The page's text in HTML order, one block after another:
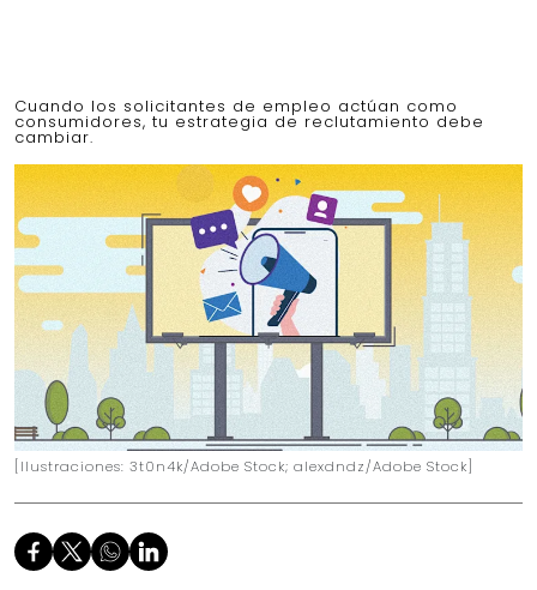
Cuando los solicitantes de empleo actúan como
consumidores, tu estrategia de reclutamiento debe
cambiar.
[Ilustraciones: 3t0n4k/Adobe Stock; alexdndz/Adobe Stock]